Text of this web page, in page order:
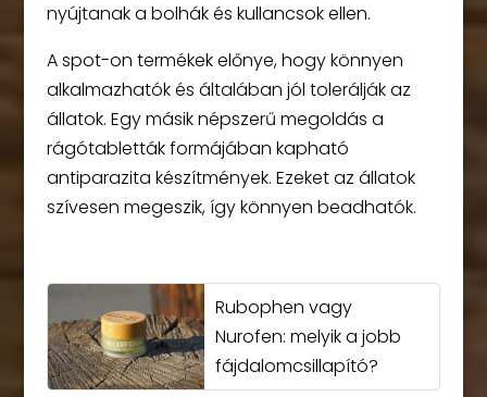
nyújtanak a bolhák és kullancsok ellen.
A spot-on termékek előnye, hogy könnyen
alkalmazhatók és általában jól tolerálják az
állatok. Egy másik népszerű megoldás a
rágótabletták formájában kapható
antiparazita készítmények. Ezeket az állatok
szívesen megeszik, így könnyen beadhatók.
Rubophen vagy
Nurofen: melyik a jobb
fájdalomcsillapító?